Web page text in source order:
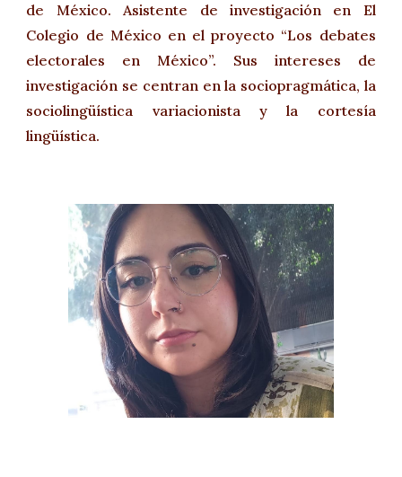
de México. Asistente de investigación en El
Colegio de México en el proyecto “Los debates
electorales en México”. Sus intereses de
investigación se centran en la sociopragmática, la
sociolingüística variacionista y la cortesía
lingüística.